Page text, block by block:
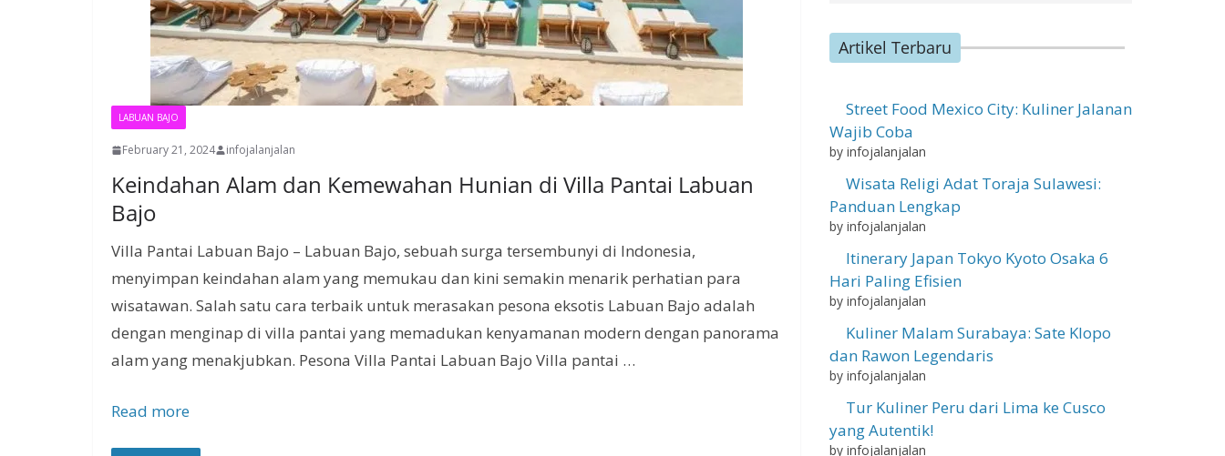
LABUAN BAJO
February 21, 2024 infojalanjalan
Keindahan Alam dan Kemewahan Hunian di Villa Pantai Labuan
Bajo
Villa Pantai Labuan Bajo – Labuan Bajo, sebuah surga tersembunyi di Indonesia,
menyimpan keindahan alam yang memukau dan kini semakin menarik perhatian para
wisatawan. Salah satu cara terbaik untuk merasakan pesona eksotis Labuan Bajo adalah
dengan menginap di villa pantai yang memadukan kenyamanan modern dengan panorama
alam yang menakjubkan. Pesona Villa Pantai Labuan Bajo Villa pantai …
Read more
Artikel Terbaru
Street Food Mexico City: Kuliner Jalanan
Wajib Coba
by infojalanjalan
Wisata Religi Adat Toraja Sulawesi:
Panduan Lengkap
by infojalanjalan
Itinerary Japan Tokyo Kyoto Osaka 6
Hari Paling Efisien
by infojalanjalan
Kuliner Malam Surabaya: Sate Klopo
dan Rawon Legendaris
by infojalanjalan
Tur Kuliner Peru dari Lima ke Cusco
yang Autentik!
by infojalanjalan